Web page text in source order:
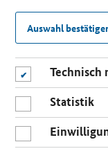
Auswahl
Technisch
Statistik